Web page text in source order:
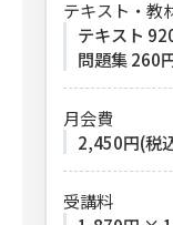
テキスト・教
テキスト
問題集 260
月会費
2,450円(税
受講料